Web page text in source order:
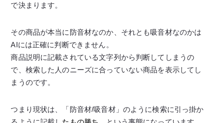
で決まります。
その商品が本当に防音材なのか、それとも吸音材なのかは
AIには正確に判断できません。
商品説明に記載されている文字列から判断してしまうの
で、検索した人のニーズに合っていない商品を表示してし
まうのです。
つまり現状は、「防音材/吸音材」のように検索に引っ掛か